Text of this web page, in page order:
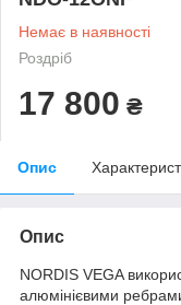
Немає в наявності
Роздріб
17 800 ₴
Опис
Опис
NORDIS VEGA
алюмінієвими